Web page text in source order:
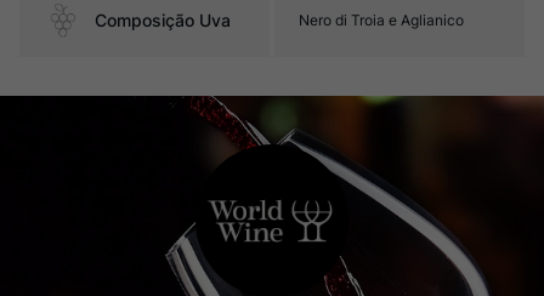
Composição Uva Nero di Troia e Aglianico